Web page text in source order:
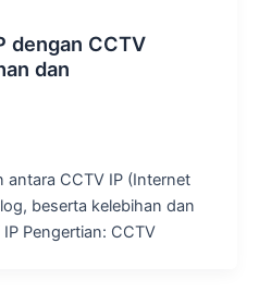
dengan CCTV
dan
antara CCTV IP (Internet
beserta kelebihan dan
Pengertian: CCTV